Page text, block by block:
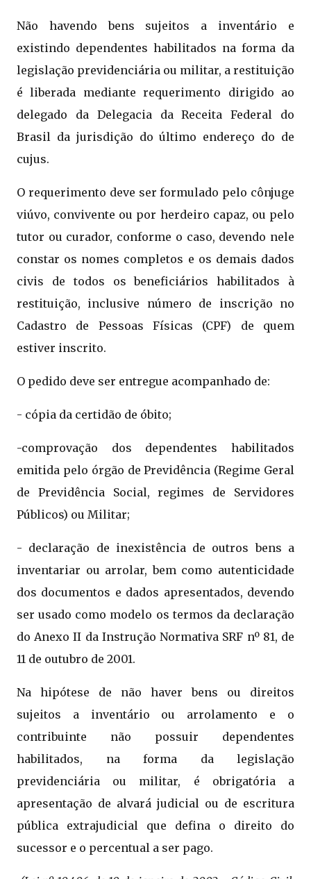
Não havendo bens sujeitos a inventário e
existindo dependentes habilitados na forma da
legislação previdenciária ou militar, a restituição
é liberada mediante requerimento dirigido ao
delegado da Delegacia da Receita Federal do
Brasil da jurisdição do último endereço do de
cujus.
O requerimento deve ser formulado pelo cônjuge
viúvo, convivente ou por herdeiro capaz, ou pelo
tutor ou curador, conforme o caso, devendo nele
constar os nomes completos e os demais dados
civis de todos os beneficiários habilitados à
restituição, inclusive número de inscrição no
Cadastro de Pessoas Físicas (CPF) de quem
estiver inscrito.
O pedido deve ser entregue acompanhado de:
- cópia da certidão de óbito;
-comprovação dos dependentes habilitados
emitida pelo órgão de Previdência (Regime Geral
de Previdência Social, regimes de Servidores
Públicos) ou Militar;
- declaração de inexistência de outros bens a
inventariar ou arrolar, bem como autenticidade
dos documentos e dados apresentados, devendo
ser usado como modelo os termos da declaração
do Anexo II da Instrução Normativa SRF nº 81, de
11 de outubro de 2001.
Na hipótese de não haver bens ou direitos
sujeitos a inventário ou arrolamento e o
contribuinte não possuir dependentes
habilitados, na forma da legislação
previdenciária ou militar, é obrigatória a
apresentação de alvará judicial ou de escritura
pública extrajudicial que defina o direito do
sucessor e o percentual a ser pago.